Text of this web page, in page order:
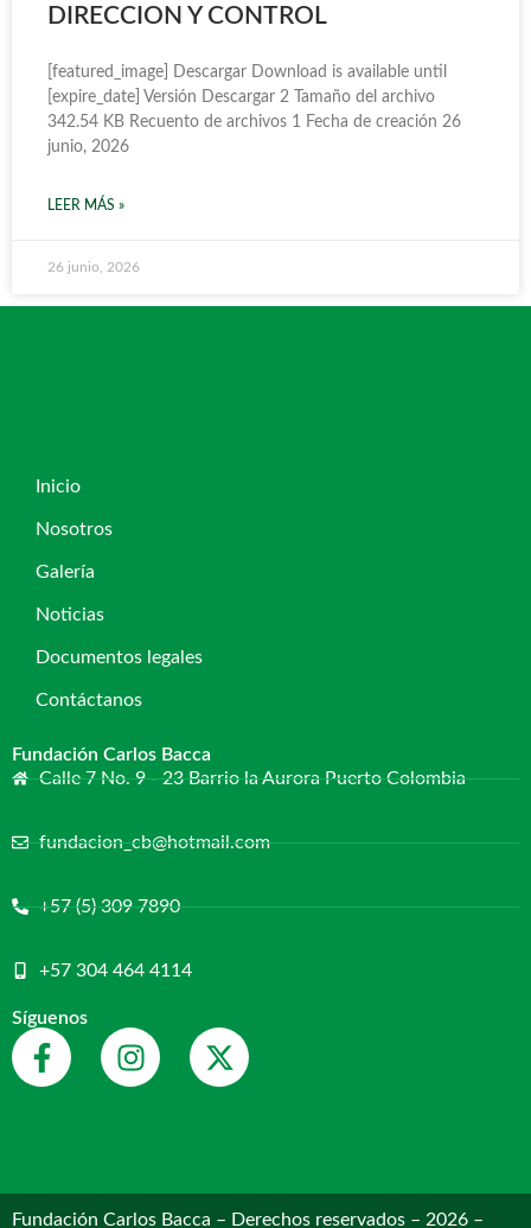
DIRECCION Y CONTROL
[featured_image] Descargar Download is available until
[expire_date] Versión Descargar 2 Tamaño del archivo
342.54 KB Recuento de archivos 1 Fecha de creación 26
junio, 2026
LEER MÁS »
26 junio, 2026
Inicio
Nosotros
Galería
Noticias
Documentos legales
Contáctanos
Fundación Carlos Bacca
Calle 7 No. 9 - 23 Barrio la Aurora Puerto Colombia
fundacion_cb@hotmail.com
+57 (5) 309 7890
+57 304 464 4114
Síguenos
Fundación Carlos Bacca – Derechos reservados – 2026 –